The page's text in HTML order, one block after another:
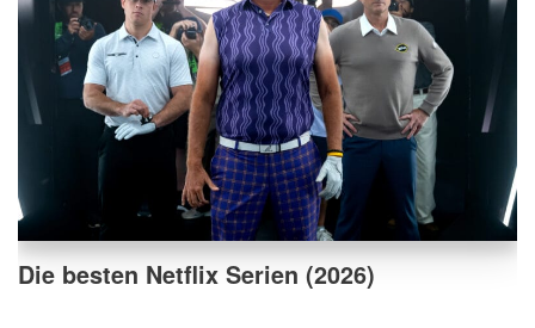
Die besten Netflix Serien (2026)